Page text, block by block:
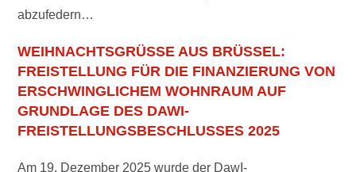
abzufedern…
WEIHNACHTSGRÜSSE AUS BRÜSSEL: F
REISTELLUNG FÜR DIE FINANZIERUNG VON E
RSCHWINGLICHEM WOHNRAUM AUF G
RUNDLAGE DES DAWI-F
REISTELLUNGSBESCHLUSSES 2025
Am 19. Dezember 2025 wurde der DawI-